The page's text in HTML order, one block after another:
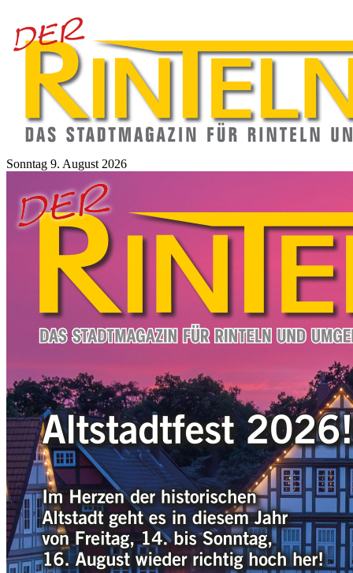
Sonntag 9. August 2026